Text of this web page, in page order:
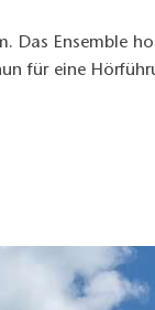
Das Ensemble
für eine